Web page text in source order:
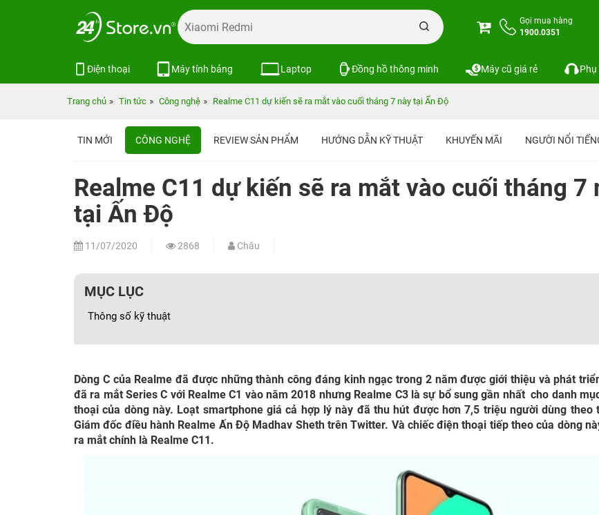
Gọi mua hàng
1900.0351
Điện thoại Máy tính bảng Laptop Đồng hồ thông minh Máy cũ giá rẻ Phụ
Trang chủ Tin tức Công nghệ Realme C11 dự kiến sẽ ra mắt vào cuối tháng 7 này tại Ấn Độ
TIN MỚI CÔNG NGHỆ REVIEW SẢN PHẨM HƯỚNG DẪN KỸ THUẬT KHUYẾN MÃI NGƯỜI NỔI
Realme C11 dự kiến sẽ ra mắt vào cuối tháng 7
tại Ấn Độ
11/07/2020 2868 Châu
MỤC LỤC
Thông số kỹ thuật
Dòng C của Realme đã được những thành công đáng kinh ngạc trong 2 năm được giới thiệu và phát
đã ra mắt Series C với Realme C1 vào năm 2018 nhưng Realme C3 là sự bổ sung gần nhất cho danh
thoại của dòng này. Loạt smartphone giá cả hợp lý này đã thu hút được hơn 7,5 triệu người dùng theo
Giám đốc điều hành Realme Ấn Độ Madhav Sheth trên Twitter. Và chiếc điện thoại tiếp theo của dòng
ra mắt chính là Realme C11.